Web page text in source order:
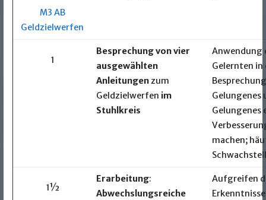
M3 AB
Geldzielwerfen
1
Besprechung von vier
ausgewählten
Anleitungenzum
Geldzielwerfen im
Stuhlkreis
Anwendung
Gelernten in
Gelungenes
Gelungenes
machen;
1½
Erarbeitung:
Abwechslungsreiche
Aufgreifen